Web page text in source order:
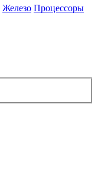
Железо Процессоры